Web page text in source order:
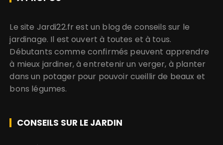
Le site Jardi22.fr est un blog de conseils sur le
jardinage. Il est ouvert à toutes et à tous.
Débutants comme confirmés peuvent apprendre
à mieux jardiner, à entretenir un verger, à planter
dans un potager pour pouvoir cueillir de beaux et
bons légumes.
CONSEILS SUR LE JARDIN